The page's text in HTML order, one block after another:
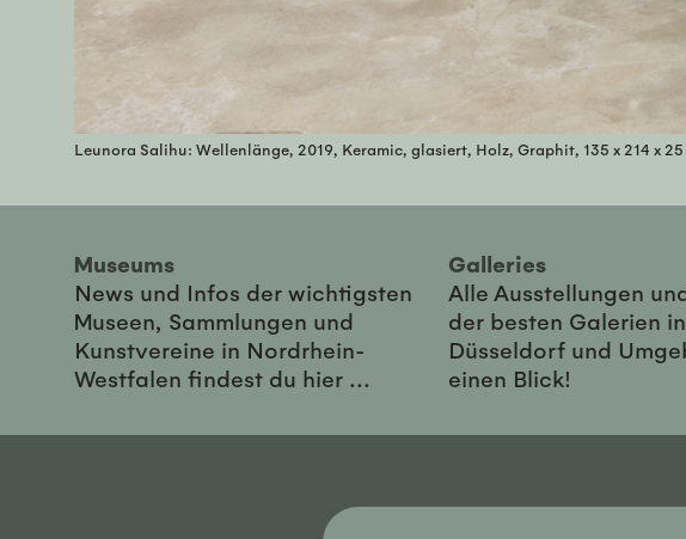
Leunora Salihu: Wellenlänge, 2019, Keramic, glasiert, Holz, Graphit, 135 x 214 x 25
Museums
News und Infos der wichtigsten
Museen, Sammlungen und
Kunstvereine in Nordrhein-
Westfalen findest du hier ...
Galleries
Alle Ausstellungen
der besten Galerien
Düsseldorf und
einen Blick!